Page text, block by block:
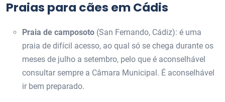
Praias para cães em Cádis
Praia de camposoto (San Fernando, Cádiz): é uma
praia de difícil acesso, ao qual só se chega durante os
meses de julho a setembro, pelo que é aconselhável
consultar sempre a Câmara Municipal. É aconselhável
ir bem preparado.